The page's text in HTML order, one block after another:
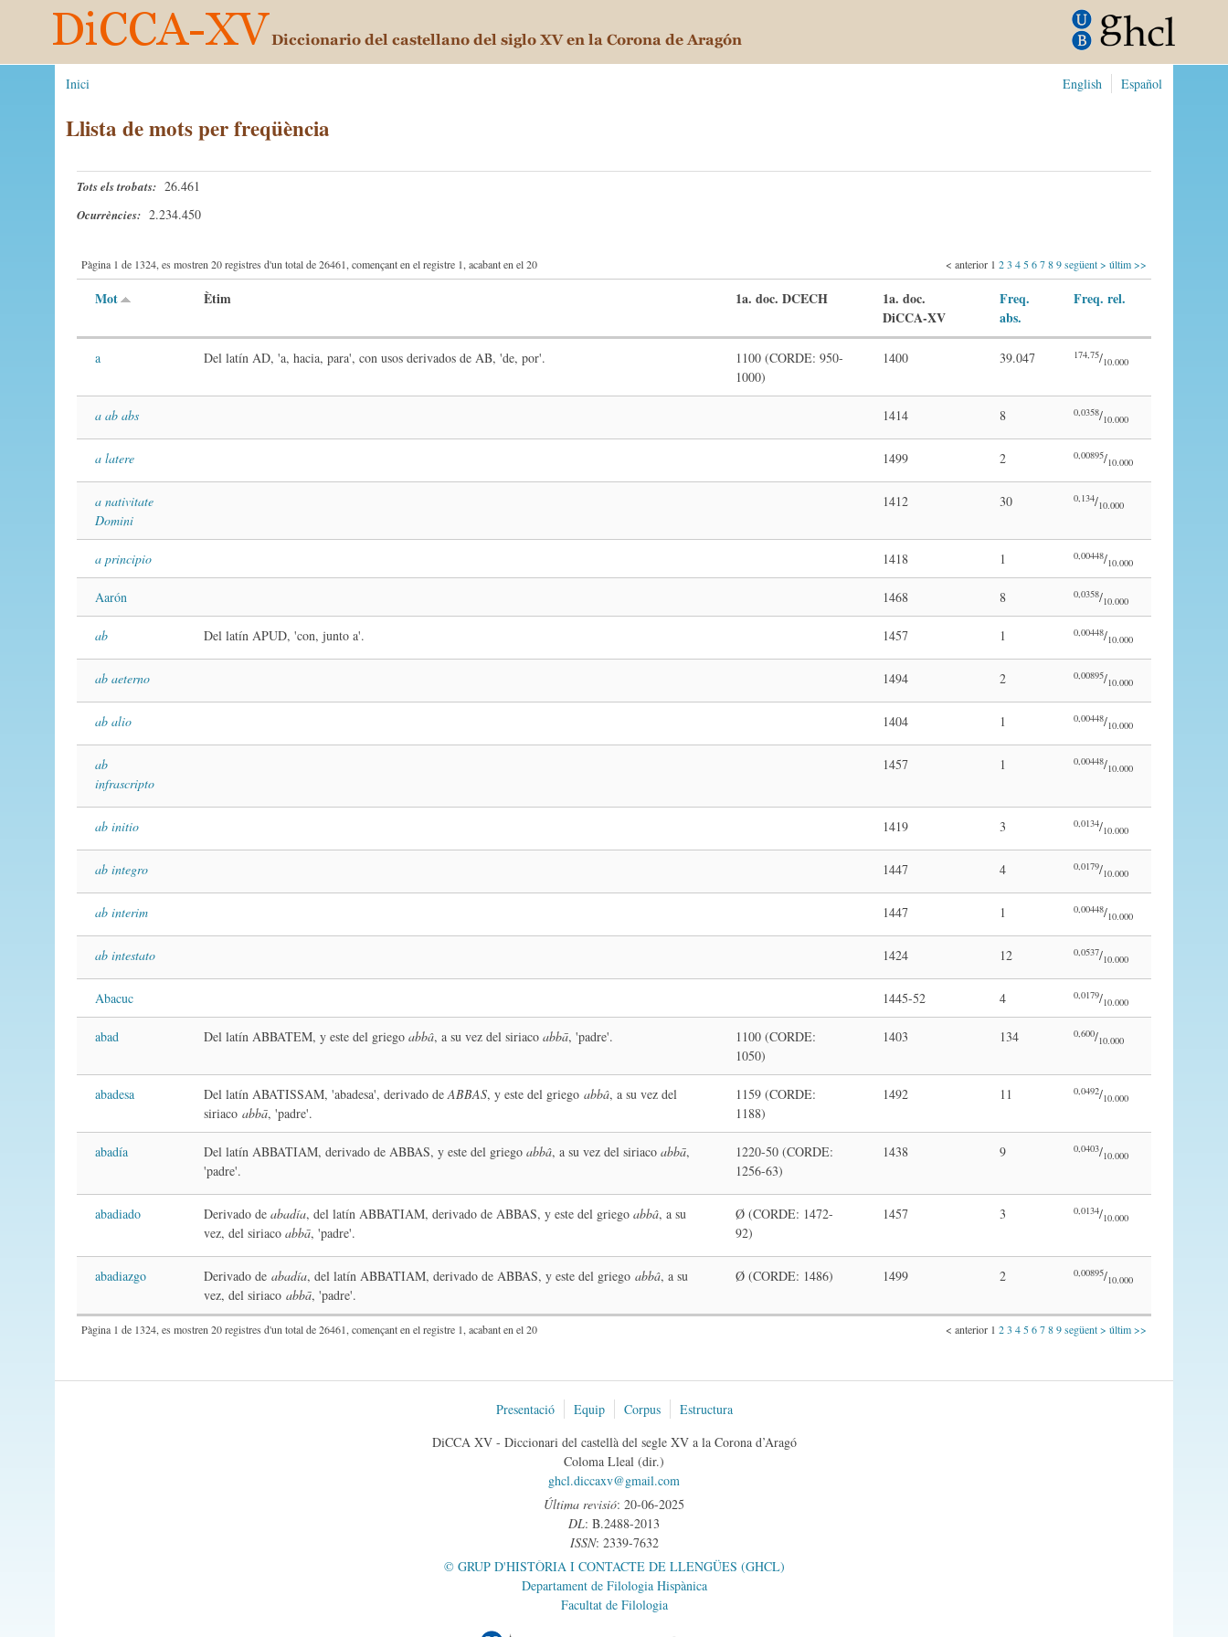
Inici Español
English
Llista de mots per freqüència
Tots els trobats: 26.461
Ocurrències: 2.234.450
Pàgina 1 de 1324, es mostren 20 registres d'un total de 26461, començant en el registre 1, acabant en el 20 < anterior 1 23 4 56789següent > últim >>
Mot Ètim 1a. doc. DCECH
1a. doc.
DiCCA-XV
Freq.
abs.
Freq. rel.
a Del latín AD, 'a, hacia, para', con usos derivados de AB, 'de, por'.
1100 (CORDE: 950-
1000)
1400 39.047 174,75/10.000
a ab abs 1414 8 0,0358/10.000
a latere 1499 2 0,00895/10.000
a nativitate
Domini
1412 30 0,134/10.000
a principio 1418 1 0,00448/10.000
Aarón 1468 8 0,0358/10.000
ab Del latín APUD, 'con, junto a'. 1457 1 0,00448/10.000
ab aeterno 1494 2 0,00895/10.000
ab alio 1404 1 0,00448/10.000
ab
infrascripto
1457 1 0,00448/10.000
ab initio 1419 3 0,0134/10.000
ab integro 1447 4 0,0179/10.000
ab interim 1447 1 0,00448/10.000
ab intestato 1424 12 0,0537/10.000
Abacuc 1445-52 4 0,0179/10.000
abad Del latín ABBATEM, y este del griego abbâ, a su vez del siriaco abbā, 'padre'.
1100 (CORDE:
1050)
1403 134 0,600/10.000
abadesa Del latín ABATISSAM, 'abadesa', derivado deABBAS, y este del griego abbâ, a su vez del
siriaco abbā, 'padre'.
1159 (CORDE:
1188)
1492 11 0,0492/10.000
abadía Del latín ABBATIAM, derivado de ABBAS, y este del griego abbâ, a su vez del siriaco abbā,
'padre'.
1220-50 (CORDE:
1256-63)
1438 9 0,0403/10.000
abadiado Derivado de abadía, del latín ABBATIAM, derivado de ABBAS, y este del griego abbâ, a su
vez, del siriaco abbā, 'padre'.
Ø (CORDE: 1472-
92)
1457 3 0,0134/10.000
abadiazgo Derivado de abadía, del latín ABBATIAM, derivado de ABBAS, y este del griego abbâ, a su
vez, del siriaco abbā, 'padre'.
Ø (CORDE: 1486) 1499 2 0,00895/10.000
Pàgina 1 de 1324, es mostren 20 registres d'un total de 26461, començant en el registre 1, acabant en el 20 < anterior 1 23 4 56789següent > últim >>
Presentació Equip Corpus
Estructura
DiCCA XV - Diccionari del castellà del segle XV a la Corona d’Aragó
Coloma Lleal (dir.)
ghcl.diccaxv@gmail.com
Última revisió: 20-06-2025
DL: B.2488-2013
ISSN: 2339-7632
© GRUP D'HISTÒRIA I CONTACTE DE LLENGÜES (GHCL)
Departament de Filologia Hispànica
Facultat de Filologia